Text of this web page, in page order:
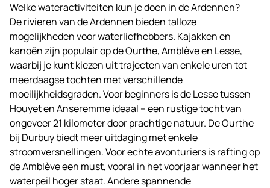
Welke wateractiviteiten kun je doen in de Ardennen?
De rivieren van de Ardennen bieden talloze
mogelijkheden voor waterliefhebbers. Kajakken en
kanoën zijn populair op de Ourthe, Amblève en Lesse,
waarbij je kunt kiezen uit trajecten van enkele uren tot
meerdaagse tochten met verschillende
moeilijkheidsgraden. Voor beginners is de Lesse tussen
Houyet en Anseremme ideaal – een rustige tocht van
ongeveer 21 kilometer door prachtige natuur. De Ourthe
bij Durbuy biedt meer uitdaging met enkele
stroomversnellingen. Voor echte avonturiers is rafting op
de Amblève een must, vooral in het voorjaar wanneer het
waterpeil hoger staat. Andere spannende